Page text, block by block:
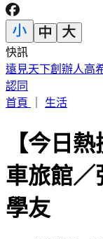
快訊
美股開盤／聯準會
首頁
【今日
車旅館／
學友